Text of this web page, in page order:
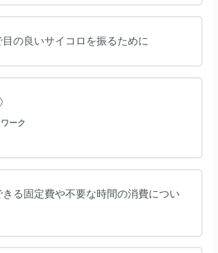
の良いサイコロを振るために
ーク
る固定費や不要な時間の消費につい